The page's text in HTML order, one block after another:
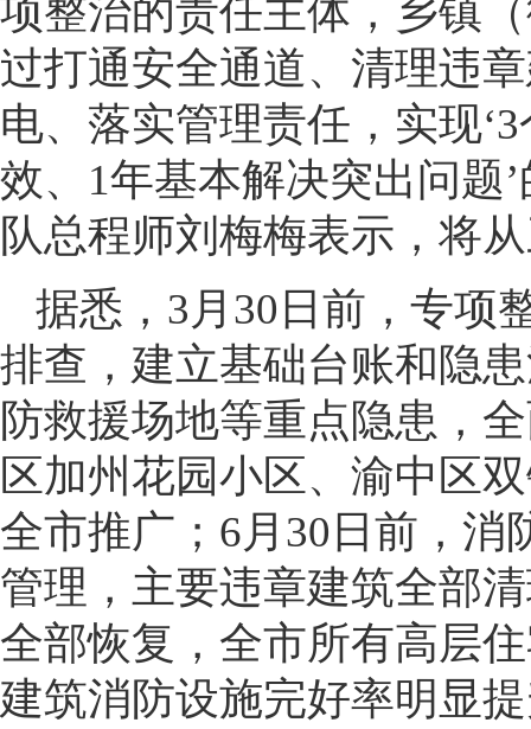
项整治的责任主体，乡镇
过打通安全通道、清理违
电、落实管理责任，实现
效、1年基本解决突出问题
队总程师刘梅梅表示，将
据悉，3月30日前，专项
排查，建立基础台账和隐
防救援场地等重点隐患，
区加州花园小区、渝中区
全市推广；6月30日前，
管理，主要违章建筑全部
全部恢复，全市所有高层
建筑消防设施完好率明显